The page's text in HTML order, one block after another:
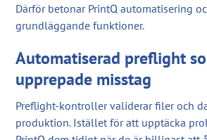
Därför betonar PrintQ automatisering
grundläggande funktioner.
Automatiserad preflight
upprepade misstag
Preflight-kontroller validerar filer och
produktion. Istället för att upptäcka